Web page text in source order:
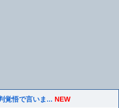
覚悟で言いま... NEW